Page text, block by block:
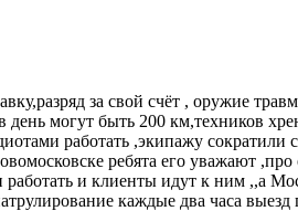
за свой счёт , оружие
день могут быть 200 км,техников
работать ,экипажу
ребята его уважают
и клиенты идут к ним ,,а
каждые два часа выезд